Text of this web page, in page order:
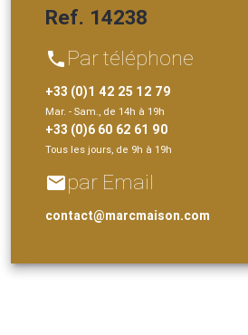
Ref. 14238
phone Par téléphone
+33 (0)1 42 25 12 79
Mar. - Sam., de 14h à 19h
+33 (0)6 60 62 61 90
Tous les jours, de 9h à 19h
emailpar Email
contact@marcmaison.com